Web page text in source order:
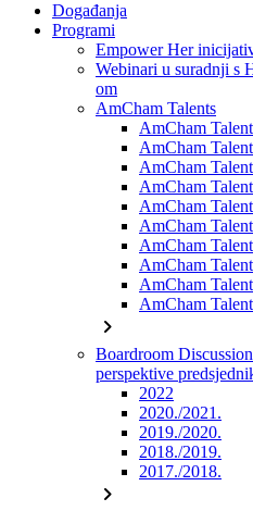
Događanja
Programi
Empower Her
Webinari u suradnji s
om
AmCham Talents
AmCham
AmCham
AmCham
AmCham
AmCham
AmCham
AmCham
AmCham
AmCham
AmCham
chevron_right
Boardroom
perspektive
2022
2020./2021.
2019./2020.
2018./2019.
2017./2018.
chevron_right